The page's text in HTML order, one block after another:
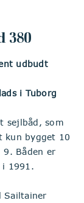
380
udbudt
i Tuborg
sejlbåd, som
kun bygget 10
9. Båden er
i 1991.
Sailtainer